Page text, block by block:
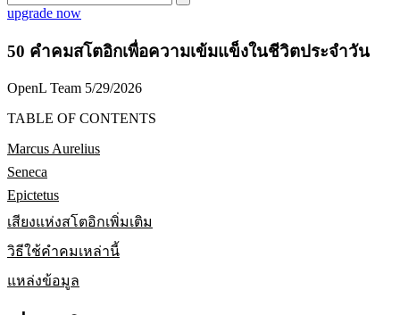
upgrade now
50 คำคมสโตอิกเพื่อความเข้มแข็งในชีวิตประจำวัน
OpenL Team 5/29/2026
TABLE OF CONTENTS
Marcus Aurelius
Seneca
Epictetus
เสียงแห่งสโตอิกเพิ่มเติม
วิธีใช้คำคมเหล่านี้
แหล่งข้อมูล